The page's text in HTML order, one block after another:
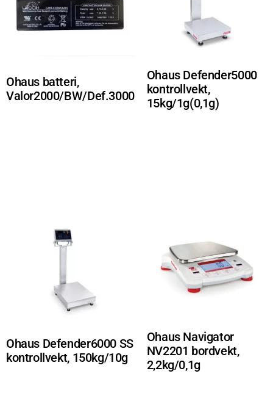
Ohaus batteri,
Valor2000/BW/Def.3000
Ohaus Defender5000
kontrollvekt,
15kg/1g(0,1g)
Ohaus Defender6000 SS
kontrollvekt, 150kg/10g
Ohaus Navigator
NV2201 bordvekt,
2,2kg/0,1g